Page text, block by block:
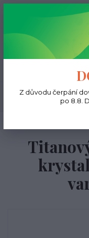
(Po-Ne, 9-18 hod.)
Z důvodu čerpání
po 8.8.